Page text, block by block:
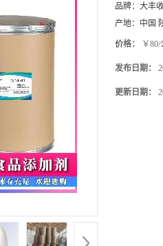
品牌： 大丰
产地： 中国
价格： ￥
发布日期：
更新日期：